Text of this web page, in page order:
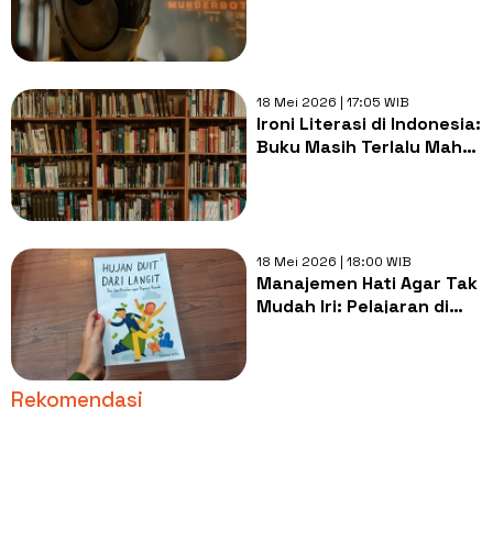
18 Mei 2026 | 17:05 WIB
Ironi Literasi di Indonesia:
Buku Masih Terlalu Mahal
18 Mei 2026 | 18:00 WIB
Manajemen Hati Agar Tak
Mudah Iri: Pelajaran di
Rekomendasi